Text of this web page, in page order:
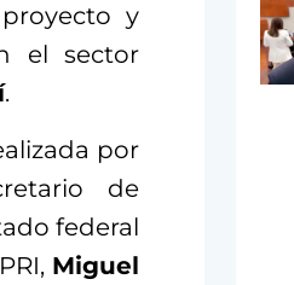
y
el sector
.
por
de
federal
Miguel